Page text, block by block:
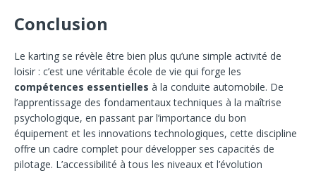
Conclusion
Le karting se révèle être bien plus qu’une simple activité de
loisir : c’est une véritable école de vie qui forge les
compétences essentielles à la conduite automobile. De
l’apprentissage des fondamentaux techniques à la maîtrise
psychologique, en passant par l’importance du bon
équipement et les innovations technologiques, cette discipline
offre un cadre complet pour développer ses capacités de
pilotage. L’accessibilité à tous les niveaux et l’évolution